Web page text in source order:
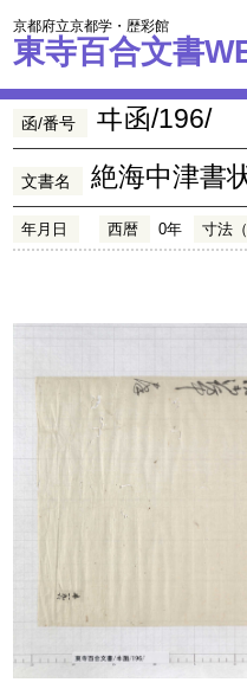
京都府立京都学・歴彩館
東寺百合文書
函/番号 ヰ函/196/
文書名 絶海中津書
年月日 西暦 0年 寸法